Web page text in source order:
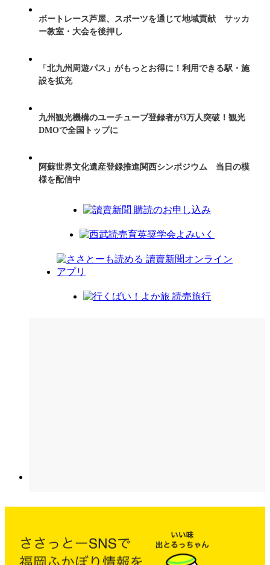
ボートレース芦屋、スポーツを通じて地域貢献 サッカ
ー教室・大会を後押し
「北九州周遊パス」がもっとお得に！利用できる駅・施
設を拡充
九州観光機構のユーチューブ登録者が3万人突破！観光
DMOで全国トップに
阿蘇世界文化遺産登録推進関西シンポジウム 当日の模
様を配信中